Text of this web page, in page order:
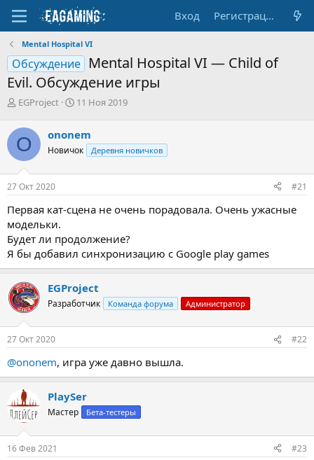
Вход Регистрация
Mental Hospital VI
Обсуждение
Mental Hospital VI — Child of
Evil. Обсуждение игры
А
т
о
р
т
е
м
EGProject
Д
а
н
ч
а
11 Ноя 2019
O ononem
Новичок Деревня новичков
27 Окт 2020 #21
Первая кат-сцена не очень порадовала. Очень ужасные
модельки.
Будет ли продолжение?
Я бы добавил синхронизацию с Google play games
EGProject
Разработчик Команда форума Администратор
27 Окт 2020 #22
@ononem, игра уже давно вышла.
PlaySer
Мастер Бета-тестеры
16 Фев 2021 #23